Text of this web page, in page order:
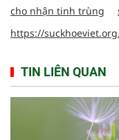
cho nhận tinh trùng
https://
TIN LIÊN QUAN